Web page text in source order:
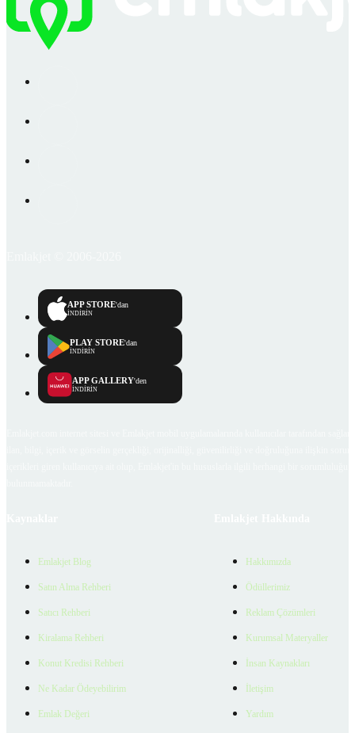
APP STORE'dan
İNDİRİN
PLAY STORE'dan
İNDİRİN
APP GALLERY'den
İNDİRİN
Emlakjet Blog
Satın Alma Rehberi
Satıcı Rehberi
Kiralama Rehberi
Konut Kredisi Rehberi
Ne Kadar Ödeyebilirim
Emlak Değeri
Hakkımızda
Ödüllerimiz
Reklam Çözümleri
Kurumsal Materyaller
İnsan Kaynakları
İletişim
Yardım